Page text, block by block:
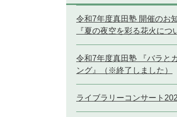
令和7年度真田塾 開催のお
『夏の夜空を彩る花火につ
令和7年度真田塾 『バラと
ング』（※終了しました）
ライブラリーコンサート